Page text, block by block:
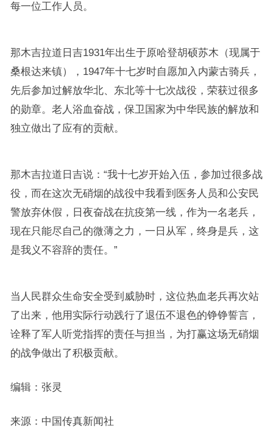
每一位工作人员。
那木吉拉道日吉1931年出生于原哈登胡硕苏木（现属于
桑根达来镇），1947年十七岁时自愿加入内蒙古骑兵，
先后参加过解放华北、东北等十七次战役，荣获过很多
的勋章。老人浴血奋战，保卫国家为中华民族的解放和
独立做出了应有的贡献。
那木吉拉道日吉说：“我十七岁开始入伍，参加过很多战
役，而在这次无硝烟的战役中我看到医务人员和公安民
警放弃休假，日夜奋战在抗疫第一线，作为一名老兵，
现在只能尽自己的微薄之力，一日从军，终身是兵，这
是我义不容辞的责任。”
当人民群众生命安全受到威胁时，这位热血老兵再次站
了出来，他用实际行动践行了退伍不退色的铮铮誓言，
诠释了军人听党指挥的责任与担当，为打赢这场无硝烟
的战争做出了积极贡献。
编辑：张灵
来源：中国传真新闻社